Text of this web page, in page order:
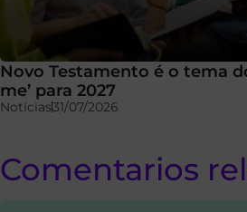
Novo Testamento é o tema
me’ para 2027
Notícias31/07/2026
Comentarios